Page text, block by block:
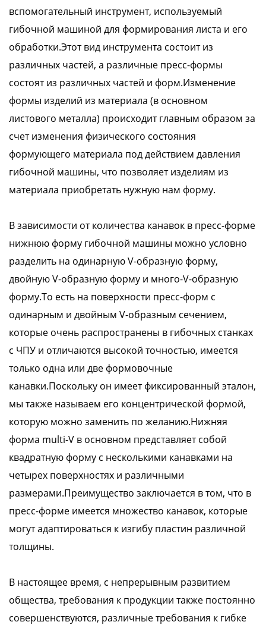
вспомогательный инструмент, используемый
гибочной машиной для формирования листа и его
обработки.Этот вид инструмента состоит из
различных частей, а различные пресс-формы
состоят из различных частей и форм.Изменение
формы изделий из материала (в основном
листового металла) происходит главным образом за
счет изменения физического состояния
формующего материала под действием давления
гибочной машины, что позволяет изделиям из
материала приобретать нужную нам форму.
В зависимости от количества канавок в пресс-форме
нижнюю форму гибочной машины можно условно
разделить на одинарную V-образную форму,
двойную V-образную форму и много-V-образную
форму.То есть на поверхности пресс-форм с
одинарным и двойным V-образным сечением,
которые очень распространены в гибочных станках
с ЧПУ и отличаются высокой точностью, имеется
только одна или две формовочные
канавки.Поскольку он имеет фиксированный эталон,
мы также называем его концентрической формой,
которую можно заменить по желанию.Нижняя
форма multi-V в основном представляет собой
квадратную форму с несколькими канавками на
четырех поверхностях и различными
размерами.Преимущество заключается в том, что в
пресс-форме имеется множество канавок, которые
могут адаптироваться к изгибу пластин различной
толщины.
В настоящее время, с непрерывным развитием
общества, требования к продукции также постоянно
совершенствуются, различные требования к гибке